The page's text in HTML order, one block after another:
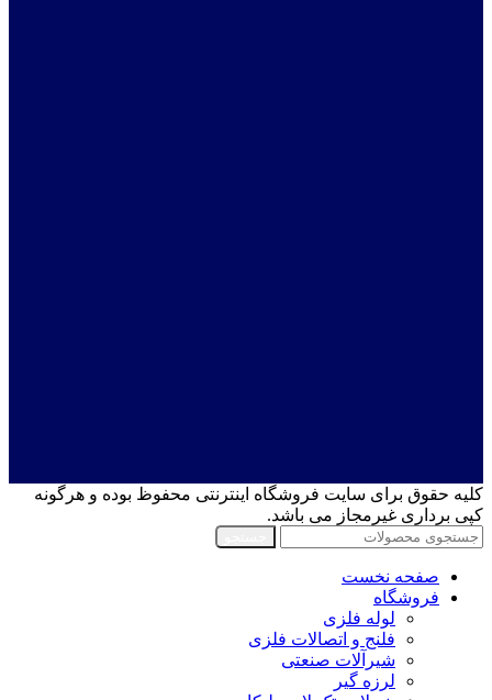
کلیه حقوق برای سایت فروشگاه اینترنتی محفوظ بوده و هرگونه
کپی برداری غیرمجاز می باشد.
صفحه نخست
فروشگاه
لوله فلزی
فلنج و اتصالات فلزی
شیرآلات صنعتی
لرزه گیر